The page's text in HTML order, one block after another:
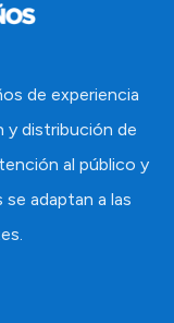
de experiencia
y distribución de
al público y
adaptan a las